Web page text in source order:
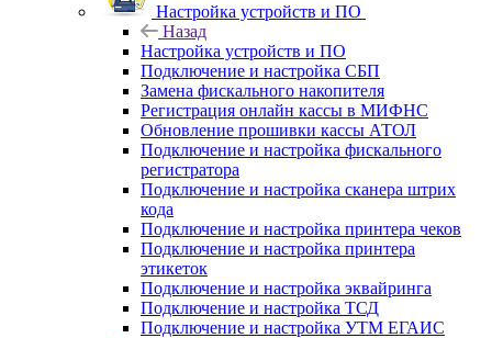
Настройка устройств и ПО
Назад
Настройка устройств и ПО
Подключение и настройка СБП
Замена фискального накопителя
Регистрация онлайн кассы в МИФНС
Обновление прошивки кассы АТОЛ
Подключение и настройка фискального
регистратора
Подключение и настройка сканера штрих
кода
Подключение и настройка принтера чеков
Подключение и настройка принтера
этикеток
Подключение и настройка эквайринга
Подключение и настройка ТСД
Подключение и настройка УТМ ЕГАИС